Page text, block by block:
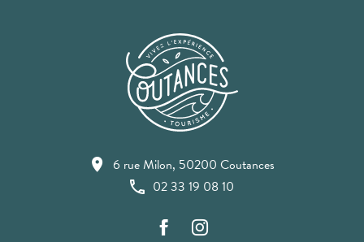
6 rue Milon, 50200 Coutances
02 33 19 08 10